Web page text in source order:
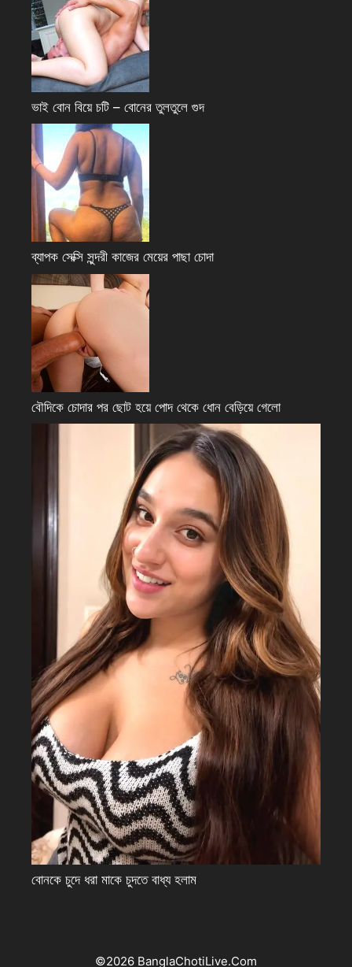
ভাই বোন বিয়ে চটি – বোনের তুলতুলে গুদ
ব্যাপক সেক্সি সুন্দরী কাজের মেয়ের পাছা চোদা
বৌদিকে চোদার পর ছোট হয়ে পোদ থেকে ধোন বেড়িয়ে গেলো
বোনকে চুদে ধরা মাকে চুদতে বাধ্য হলাম
©2026 BanglaChotiLive.Com